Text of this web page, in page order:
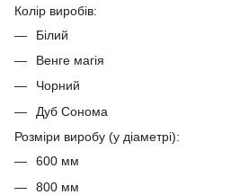
Колір виробів:
Білий
Венге магія
Чорний
Дуб Сонома
Розміри виробу (у діаметрі):
600 мм
800 мм